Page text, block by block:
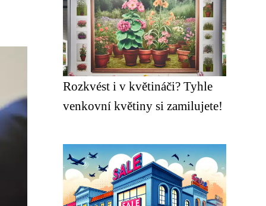
Rozkvést i v květináči? Tyhle
venkovní květiny si zamilujete!